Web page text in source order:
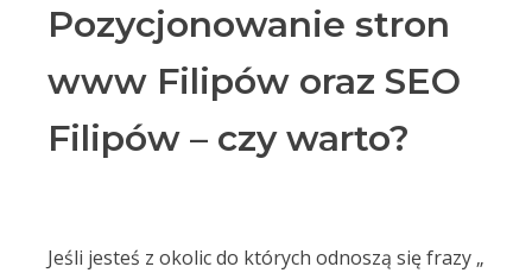
Pozycjonowanie stron
www Filipów oraz SEO
Filipów – czy warto?
Jeśli jesteś z okolic do których odnoszą się frazy „